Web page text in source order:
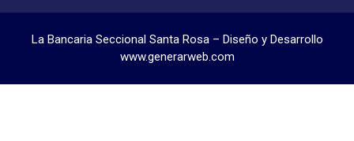
La Bancaria Seccional Santa Rosa – Diseño y Desarrollo
www.generarweb.com